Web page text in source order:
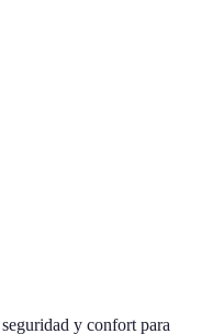
y confort para